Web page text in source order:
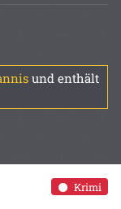
und enthält
Krimi